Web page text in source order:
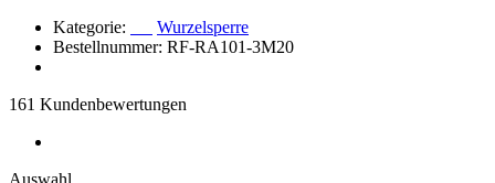
Kategorie:
Wurzelsperre
Bestellnummer: RF-RA101-3M20
161 Kundenbewertungen
Auswahl